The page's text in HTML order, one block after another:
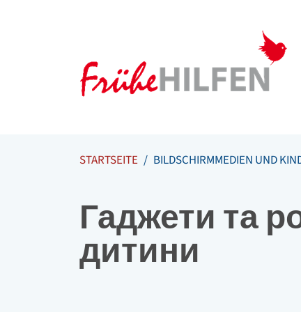
STARTSEITE BILDSCHIRMMEDIEN UND
Гаджети та
дитини